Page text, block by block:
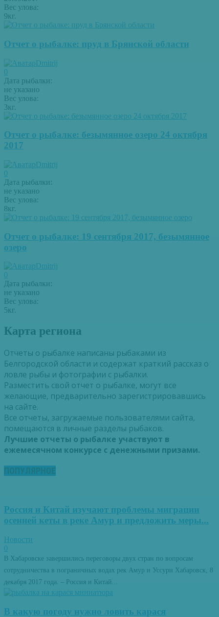
Вес улова:
9кг.
Отчет о рыбалке: пруд в Брянской области
Dmitrij
0
Дата рыбалки:
не указано
Вес улова:
3кг.
Отчет о рыбалке: безымянное озеро 24 октября
2017
Dmitrij
0
Дата рыбалки:
не указано
Вес улова:
8кг.
Отчет о рыбалке: 19 сентября 2017, безымянное
озеро
Dmitrij
0
Дата рыбалки:
не указано
Вес улова:
5кг.
Карта региона
Отчеты о рыбалке написаны рыбаками из
Белгородской области и содержат краткий рассказ о
ловле рыбы и фотографии с рыбалки.
Разместить свой отчет о рыбалке, могут все
желающие, предварительно зарегистрировавшись
на сайте.
Все отчеты, загружаемые пользователями сайта,
помещаются в личные разделы рыбаков.
Лучшие отчеты о рыбалке участвуют в
ежемесячном конкурсе с денежными призами.
ПОПУЛЯРНОЕ
Россия и Китай изучают проблемы миграции
осенней кеты в реке Амур и предложить меры...
Новости
0
В Хабаровске завершились переговоры двух стран по вопросам
сотрудничества в пограничных водах рек Амур и Уссури Хабаровск, 8
декабря 2017 года. – Россия и Китай...
В какую погоду нужно ловить карася